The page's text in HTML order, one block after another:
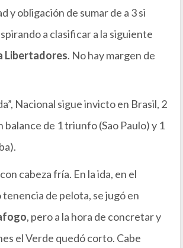
y obligación de sumar de a 3 si
a clasificar a la siguiente
Libertadores. No hay margen de
Nacional sigue invicto en Brasil, 2
balance de 1 triunfo (Sao Paulo) y 1
cabeza fría. En la ida, en el
de pelota, se jugó en
, pero a la hora de concretar y
el Verde quedó corto. Cabe